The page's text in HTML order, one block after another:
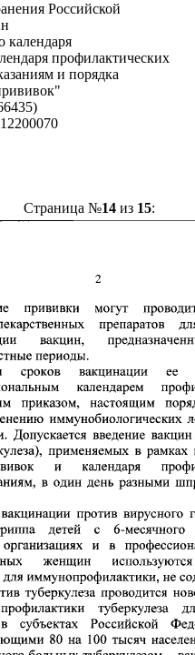
Российской
календаря
профилактических
и порядка
Страница №14из 15: